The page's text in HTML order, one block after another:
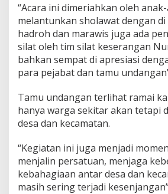
“Acara ini dimeriahkan oleh
melantunkan sholawat dengan
hadroh dan marawis juga ada
silat oleh tim silat keserangan
bahkan sempat di apresiasi
para pejabat dan tamu
Tamu undangan terlihat ramai
hanya warga sekitar akan tetapi
desa dan kecamatan.
“Kegiatan ini juga menjadi
menjalin persatuan, menjaga
kebahagiaan antar desa dan
masih sering terjadi